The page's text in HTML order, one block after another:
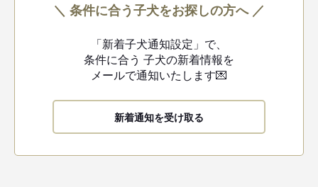
＼ 条件に合う子犬をお探しの方へ ／
「新着子犬通知設定」で、
条件に合う 子犬の新着情報を
メールで通知いたします💌
新着通知を受け取る